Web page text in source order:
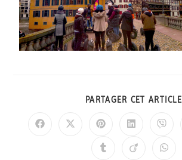
PARTAGER CET ARTICLE